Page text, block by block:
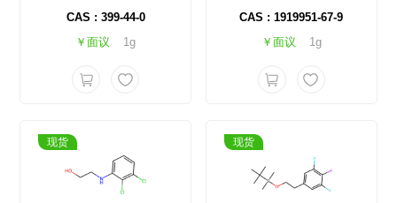
CAS : 399-44-0
￥面议
1g
CAS : 1919951-67-9
￥面议
1g
现货 现货